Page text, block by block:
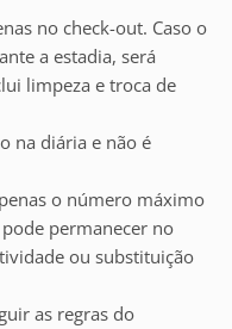
no check-out. Caso o
a estadia, será
limpeza e troca de
na diária e não é
o número máximo
permanecer no
ou substituição
as regras do